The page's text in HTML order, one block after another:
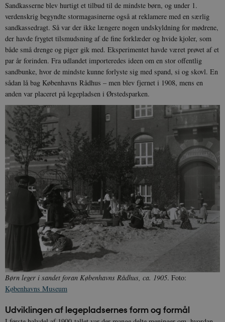
Sandkasserne blev hurtigt et tilbud til de mindste børn, og under 1.
verdenskrig begyndte stormagasinerne også at reklamere med en særlig
sandkassedragt. Så var der ikke længere nogen undskyldning for mødrene,
der havde frygtet tilsmudsning af de fine forklæder og hvide kjoler, som
både små drenge og piger gik med. Eksperimentet havde været prøvet af et
par år forinden. Fra udlandet importeredes ideen om en stor offentlig
sandbunke, hvor de mindste kunne forlyste sig med spand, si og skovl. En
sådan lå bag Københavns Rådhus – men blev fjernet i 1908, mens en
anden var placeret på legepladsen i Ørstedsparken.
Børn leger i sandet foran Københavns Rådhus, ca. 1905. Foto:
Københavns Museum
Udviklingen af legepladsernes form og formål